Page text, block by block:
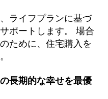
ライフプランに基づ
ポートします。 場合
ために、住宅購入を
長期的な幸せを最優